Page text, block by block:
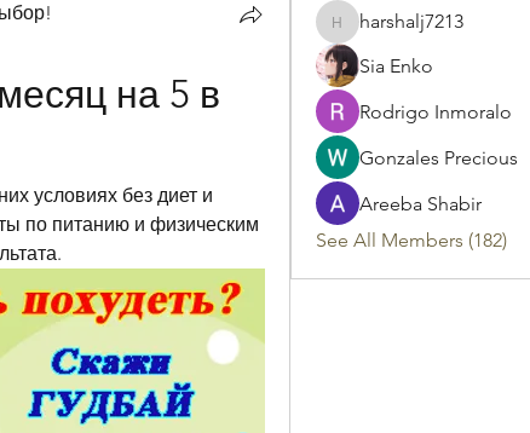
на 5 в
условиях без диет и
по питанию и физическим
harshalj7213
harshalj7213
Sia Enko
Rodrigo Inmoralo
Gonzales Precious
Areeba Shabir
See All Members (182)